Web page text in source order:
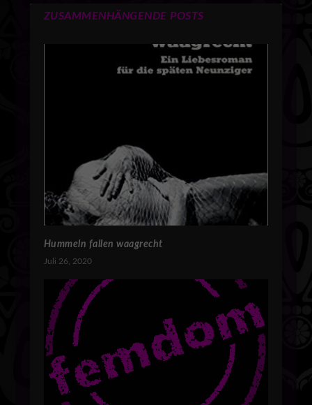
ZUSAMMENHÄNGENDE POSTS
Hummeln fallen waagrecht
Juli 26, 2020